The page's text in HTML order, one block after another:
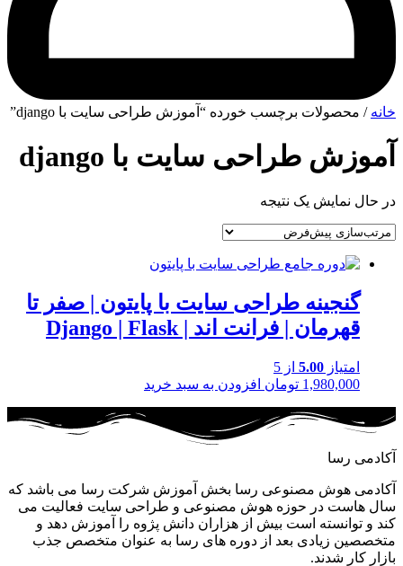
خانه / محصولات برچسب خورده “آموزش طراحی سایت با django”
آموزش طراحی سایت با django
در حال نمایش یک نتیجه
گنجینه طراحی سایت با پایتون | صفر تا
قهرمان | فرانت اند | Django | Flask
امتیاز 5.00 از 5
1,980,000 تومان افزودن به سبد خرید
آکادمی رسا
آکادمی هوش مصنوعی رسا بخش آموزش شرکت رسا می باشد که
سال هاست در حوزه هوش مصنوعی و طراحی سایت فعالیت می
کند و توانسته است بیش از هزاران دانش پژوه را آموزش دهد و
متخصصین زیادی بعد از دوره های رسا به عنوان متخصص جذب
بازار کار شدند.